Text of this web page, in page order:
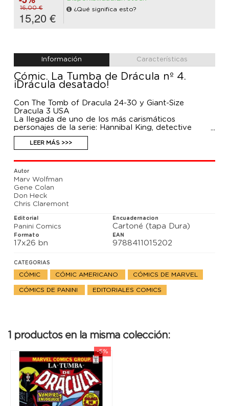
16,00 €
15,20 €
¿Qué significa esto?
Información Características
Cómic. La Tumba de Drácula nº 4.
¡Drácula desatado!
Con The Tomb of Dracula 24-30 y Giant-Size
Dracula 3 USA
La llegada de uno de los más carismáticos
personajes de la serie: Hannibal King, detective
privado, investigador de lo insólito, capaz de
desentrañar espeluznantes misterios... ¡y vampiro!
Además, la coalición humana que podría acabar con
Drácula de una vez por todas.
LEER MÁS >>>
Autor
Marv Wolfman
Gene Colan
Don Heck
Chris Claremont
Editorial
Panini Comics
Encuadernacion
Cartoné (tapa Dura)
Formato
17x26 bn
EAN
9788411015202
CATEGORIAS
CÓMIC CÓMIC AMERICANO CÓMICS DE MARVEL
CÓMICS DE PANINI EDITORIALES COMICS
1 productos en la misma colección:
-5%